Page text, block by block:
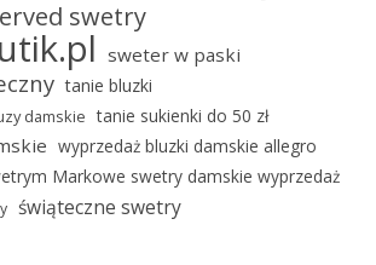
swetry
sweter w paski
tanie bluzki
damskie tanie sukienki do 50 zł
wyprzedaż bluzki damskie allegro
Markowe swetry damskie wyprzedaż
świąteczne swetry